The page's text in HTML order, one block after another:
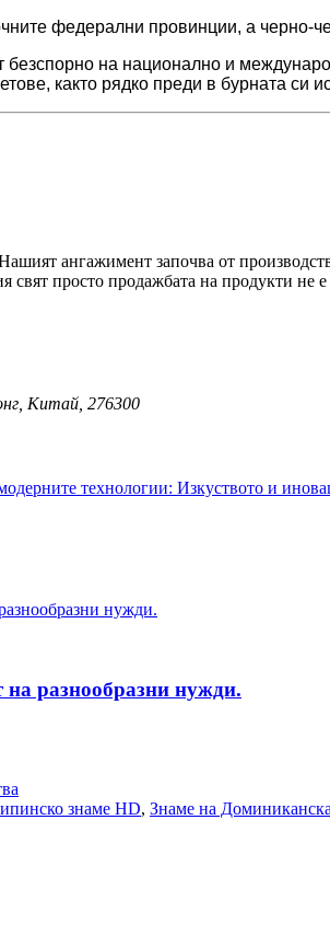
федерални провинции, а
на национално и
както рядко преди в бурната
ангажимент започва от
просто продажбата на продукти не е
Китай, 276300
на разнообразни нужди.
знаме HD, Знаме на